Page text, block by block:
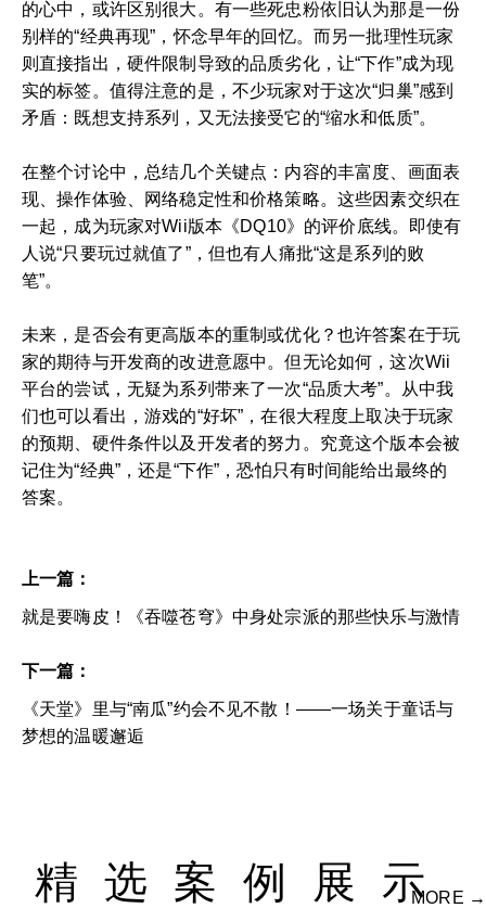
的心中，或许区别很大。有一些死忠粉依旧认为那是一份
别样的“经典再现”，怀念早年的回忆。而另一批理性玩家
则直接指出，硬件限制导致的品质劣化，让“下作”成为现
实的标签。值得注意的是，不少玩家对于这次“归巢”感到
矛盾：既想支持系列，又无法接受它的“缩水和低质”。
在整个讨论中，总结几个关键点：内容的丰富度、画面表
现、操作体验、网络稳定性和价格策略。这些因素交织在
一起，成为玩家对Wii版本《DQ10》的评价底线。即使有
人说“只要玩过就值了”，但也有人痛批“这是系列的败
笔”。
未来，是否会有更高版本的重制或优化？也许答案在于玩
家的期待与开发商的改进意愿中。但无论如何，这次Wii
平台的尝试，无疑为系列带来了一次“品质大考”。从中我
们也可以看出，游戏的“好坏”，在很大程度上取决于玩家
的预期、硬件条件以及开发者的努力。究竟这个版本会被
记住为“经典”，还是“下作”，恐怕只有时间能给出最终的
答案。
上一篇：
就是要嗨皮！《吞噬苍穹》中身处宗派的那些快乐与激情
下一篇：
《天堂》里与“南瓜”约会不见不散！——一场关于童话与
梦想的温暖邂逅
精选案例展示MORE →